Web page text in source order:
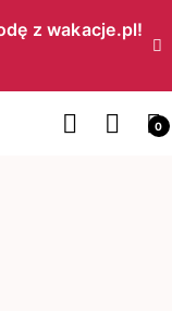
z wakacje.pl!​
0